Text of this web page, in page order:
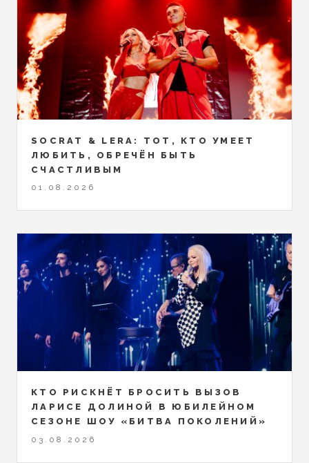
SOCRAT & LERA: ТОТ, КТО УМЕЕТ
ЛЮБИТЬ, ОБРЕЧЁН БЫТЬ
СЧАСТЛИВЫМ
01.08.2026
КТО РИСКНЁТ БРОСИТЬ ВЫЗОВ
ЛАРИСЕ ДОЛИНОЙ В ЮБИЛЕЙНОМ
СЕЗОНЕ ШОУ «БИТВА ПОКОЛЕНИЙ»
03.08.2026